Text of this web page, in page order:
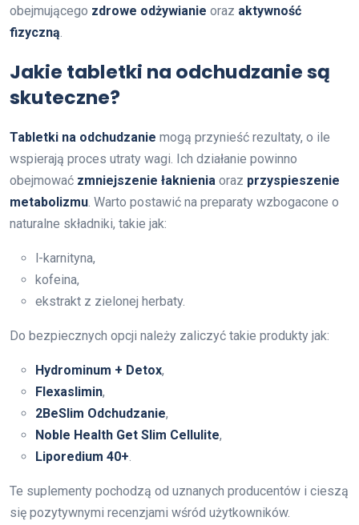
obejmującego zdrowe odżywianie oraz aktywność
fizyczną.
Jakie tabletki na odchudzanie są
skuteczne?
Tabletki na odchudzanie mogą przynieść rezultaty, o ile
wspierają proces utraty wagi. Ich działanie powinno
obejmować zmniejszenie łaknienia oraz przyspieszenie
metabolizmu. Warto postawić na preparaty wzbogacone o
naturalne składniki, takie jak:
l-karnityna,
kofeina,
ekstrakt z zielonej herbaty.
Do bezpiecznych opcji należy zaliczyć takie produkty jak:
Hydrominum + Detox,
Flexaslimin,
2BeSlim Odchudzanie,
Noble Health Get Slim Cellulite,
Liporedium 40+.
Te suplementy pochodzą od uznanych producentów i cieszą
się pozytywnymi recenzjami wśród użytkowników.